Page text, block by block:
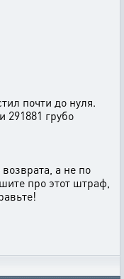
почти до нуля.
291881 грубо
а не по
про этот штраф,